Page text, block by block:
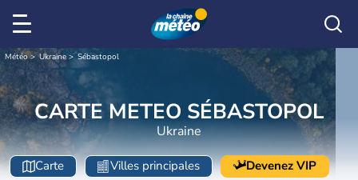
Météo Ukraine Sébastopol
CARTE METEO SÉBASTOPOL
Ukraine
Carte Villes principales Devenez VIP